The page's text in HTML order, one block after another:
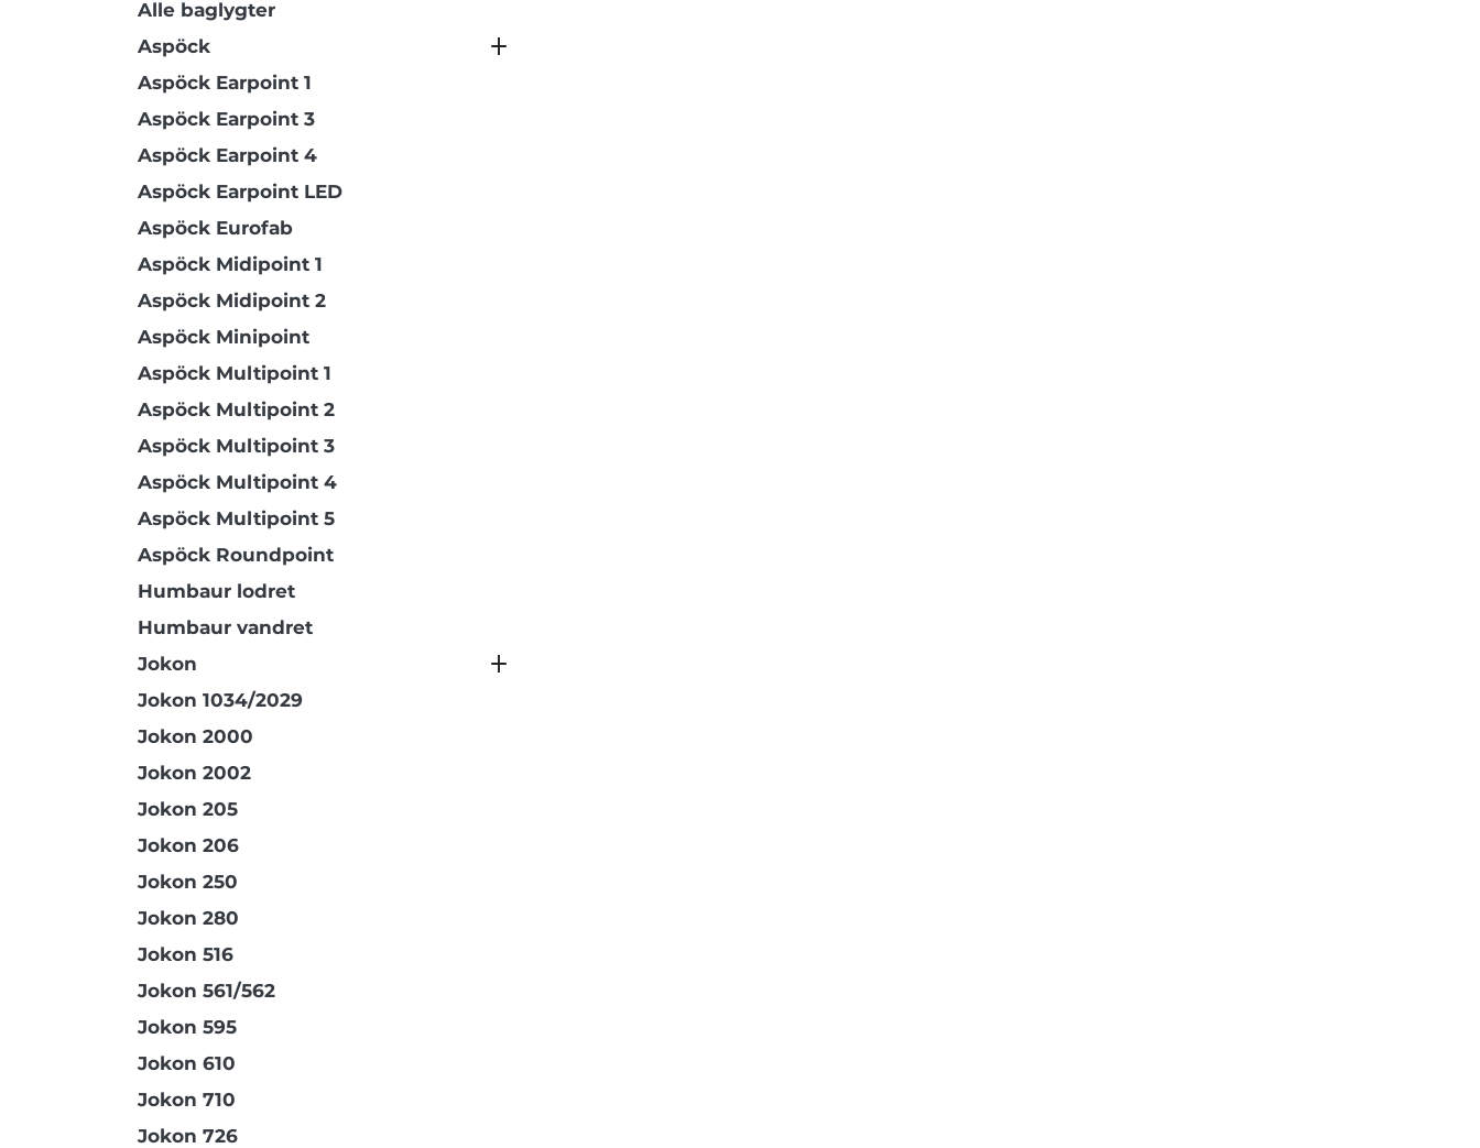
Alle baglygter
Aspöck
Aspöck Earpoint 1
Aspöck Earpoint 3
Aspöck Earpoint 4
Aspöck Earpoint LED
Aspöck Eurofab
Aspöck Midipoint 1
Aspöck Midipoint 2
Aspöck Minipoint
Aspöck Multipoint 1
Aspöck Multipoint 2
Aspöck Multipoint 3
Aspöck Multipoint 4
Aspöck Multipoint 5
Aspöck Roundpoint
Humbaur lodret
Humbaur vandret
Jokon
Jokon 1034/2029
Jokon 2000
Jokon 2002
Jokon 205
Jokon 206
Jokon 250
Jokon 280
Jokon 516
Jokon 561/562
Jokon 595
Jokon 610
Jokon 710
Jokon 726